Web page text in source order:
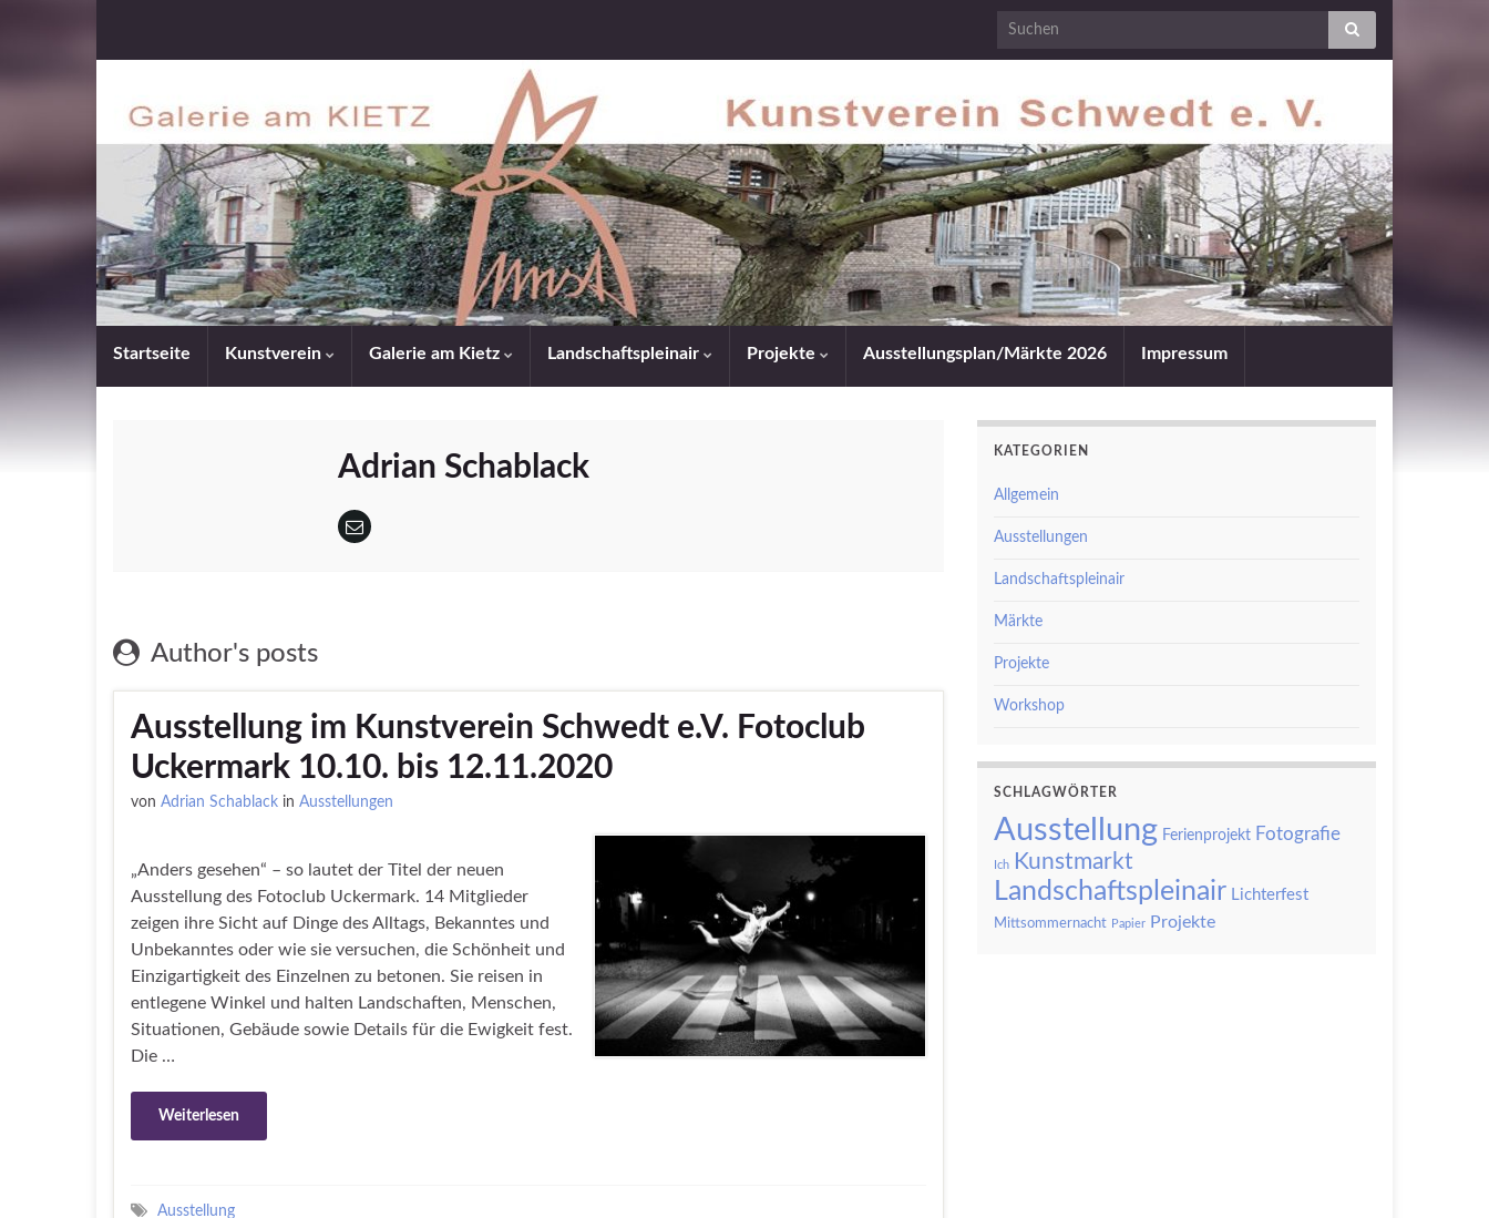
Startseite Kunstverein Galerie am Kietz Landschaftspleinair Projekte Ausstellungsplan/Märkte 2026 Impressum
Adrian Schablack
Author's posts
Ausstellung im Kunstverein Schwedt e.V. Fotoclub
Uckermark 10.10. bis 12.11.2020
von Adrian Schablack in Ausstellungen
„Anders gesehen“ – so lautet der Titel der neuen
Ausstellung des Fotoclub Uckermark. 14 Mitglieder
zeigen ihre Sicht auf Dinge des Alltags, Bekanntes und
Unbekanntes oder wie sie versuchen, die Schönheit und
Einzigartigkeit des Einzelnen zu betonen. Sie reisen in
entlegene Winkel und halten Landschaften, Menschen,
Situationen, Gebäude sowie Details für die Ewigkeit fest.
Die …
Weiterlesen
Ausstellung
KATEGORIEN
Allgemein
Ausstellungen
Landschaftspleinair
Märkte
Projekte
Workshop
SCHLAGWÖRTER
Ausstellung Ferienprojekt Fotografie
Ich Kunstmarkt
Landschaftspleinair Lichterfest
Mittsommernacht Papier Projekte